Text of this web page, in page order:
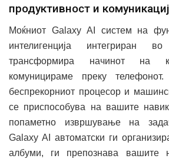
продуктивност и
Моќниот Galaxy AI систем на
интелигенција
трансформира начинот на
комуницираме преку
беспрекорниот процесор и
се приспособува на вашите
попаметно извршување на
Galaxy AI автоматски ги
албуми, ги препознава вашите